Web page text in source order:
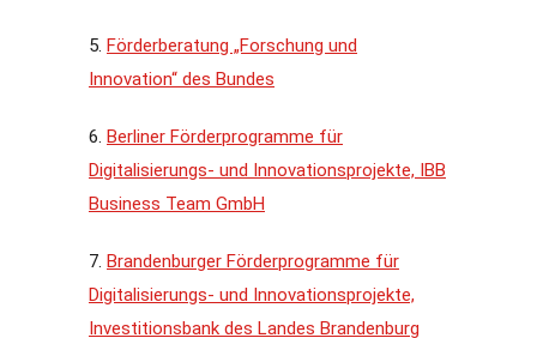
5. Förderberatung „Forschung und
Innovation“ des Bundes
6. Berliner Förderprogramme für
Digitalisierungs- und Innovationsprojekte, IBB
Business Team GmbH
7. Brandenburger Förderprogramme für
Digitalisierungs- und Innovationsprojekte,
Investitionsbank des Landes Brandenburg